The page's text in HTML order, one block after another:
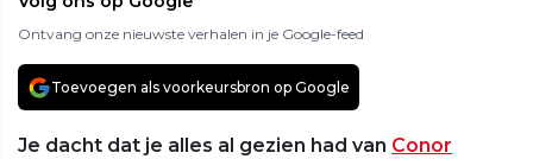
Ontvang onze nieuwste verhalen in je Google-feed
Toevoegen als voorkeursbron op Google
Je dacht dat je alles al gezien had van Conor